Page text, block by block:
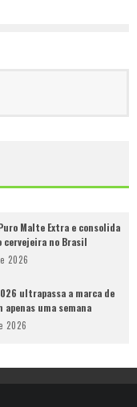
Malte Extra e consolida
no Brasil
2026
ultrapassa a marca de
uma semana
2026